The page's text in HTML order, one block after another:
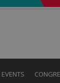
EVENTS